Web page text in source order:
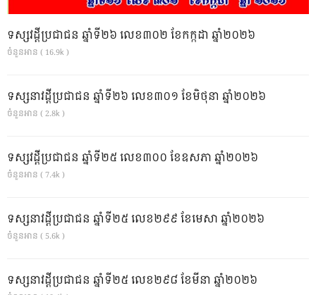
ទស្សវដ្តីប្រជាជន ឆ្នាំទី២៦ លេខ៣០២ ខែកក្កដា ឆ្នាំ២០២៦
ចំនួនអាន ( 16.9k )
ទស្សនាវដ្ដីប្រជាជន ឆ្នាំទី២៦ លេខ៣០១ ខែមិថុនា ឆ្នាំ២០២៦
ចំនួនអាន ( 2.8k )
ទស្សវដ្តីប្រជាជន ឆ្នាំទី២៥ លេខ៣០០ ខែឧសភា ឆ្នាំ២០២៦
ចំនួនអាន ( 7.4k )
ទស្សនាវដ្ដីប្រជាជន ឆ្នាំទី២៥ លេខ២៩៩ ខែមេសា ឆ្នាំ២០២៦
ចំនួនអាន ( 5.6k )
ទស្សនាវដ្ដីប្រជាជន ឆ្នាំទី២៥ លេខ២៩៨ ខែមីនា ឆ្នាំ២០២៦